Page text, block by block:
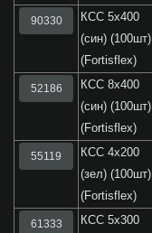
90330
КСС 5х400
(син) (100шт)
(Fortisflex)
52186
КСС 8х400
(син) (100шт)
(Fortisflex)
55119
КСС 4х200
(зел) (100шт)
(Fortisflex)
61333
КСС 5х300